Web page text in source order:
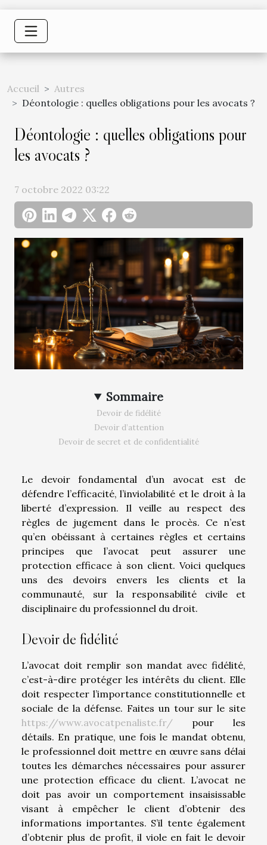
Accueil
Autres
Déontologie : quelles obligations pour les avocats ?
Déontologie : quelles obligations pour
les avocats ?
7 octobre 2022 03:22
Sommaire
Devoir de fidélité
Devoir d’attention
Devoir de secret et de confidentialité
Le devoir fondamental d’un avocat est de
défendre l’efficacité, l’inviolabilité et le droit à la
liberté d’expression. Il veille au respect des
règles de jugement dans le procès. Ce n’est
qu’en obéissant à certaines règles et certains
principes que l’avocat peut assurer une
protection efficace à son client. Voici quelques
uns des devoirs envers les clients et la
communauté, sur la responsabilité civile et
disciplinaire du professionnel du droit.
Devoir de fidélité
L’avocat doit remplir son mandat avec fidélité,
c’est-à-dire protéger les intérêts du client. Elle
doit respecter l’importance constitutionnelle et
sociale de la défense. Faites un tour sur le site
https://www.avocatpenaliste.fr/ pour les
détails. En pratique, une fois le mandat obtenu,
le professionnel doit mettre en œuvre sans délai
toutes les démarches nécessaires pour assurer
une protection efficace du client. L’avocat ne
doit pas avoir un comportement insaisissable
visant à empêcher le client d’obtenir des
informations importantes. S’il tente également
d’obtenir plus de profit, il viole en fait le devoir